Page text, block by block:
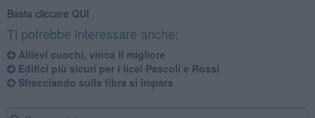
Basta cliccare QUI
Ti potrebbe interessare anche:
Allievi cuochi, vinca il migliore
Edifici più sicuri per i licei Pascoli e Rossi
Sfrecciando sulla fibra si impara